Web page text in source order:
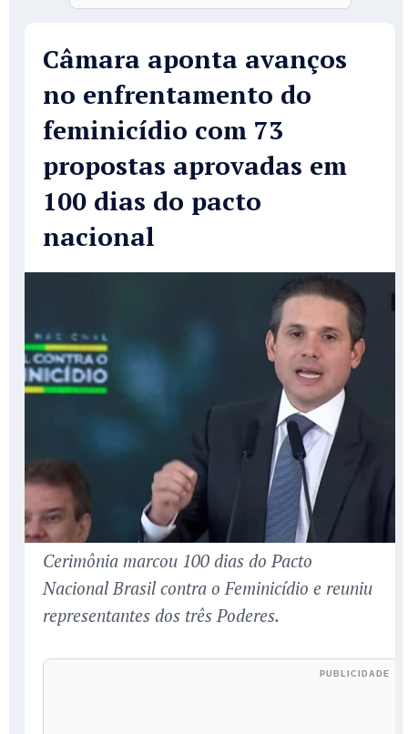
Câmara aponta avanços
no enfrentamento do
feminicídio com 73
propostas aprovadas em
100 dias do pacto
nacional
Cerimônia marcou 100 dias do Pacto
Nacional Brasil contra o Feminicídio e reuniu
representantes dos três Poderes.